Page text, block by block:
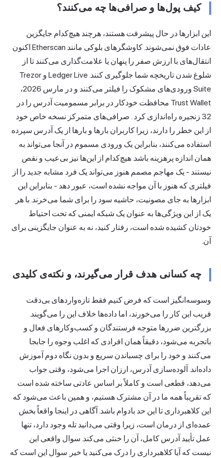
کیف پول‌ها و صرافی‌ها چه می‌کنند؟
این ابزارها در حال پیشرفت هستند، هرچند هیچ‌کدام جایگزین
عادات فوق نمی‌شوند. کاوشگرهای بلوکی مانند Etherscan اکنون
انتقال‌های با ارزش صفر را پنهان یا علامت‌گذاری می‌کنند تا از
شلوغ شدن تاریخچه شما جلوگیری کنند. Ledger Live و Trezor
Suite ورودی‌های مشکوک را فیلتر می‌کنند و در مارس 2026،
Trust Wallet محافظت خودکار در برابر مسمومیت آدرس را در
32 زنجیره راه‌اندازی کرد
. صرافی‌های متمرکز نسخه خاص خود
از این خطر را دارند، زیرا کاربران بارها و بارها از یک آدرس سپرده
استفاده می‌کنند، بنابراین یک ورودی مسموم در آنجا می‌تواند به
همان اندازه پرهزینه باشد. هیچ‌کدام از این‌ها نیز بی‌عیب و نقص
نیستند - یک مهاجم مصمم هنوز می‌تواند یک فرد مشابه جدید را از
فیلتری که هنوز با آن مواجه نشده است، عبور دهد - بنابراین این
ابزارها به جای مصونیت، حاشیه سود را برای شما می‌خرند. با هر
یک از این ویژگی‌ها به عنوان یک شبکه ایمنی که تحت احتیاط
خودتان کشیده شده است، رفتار کنید، نه به عنوان جایگزینی برای
آن.
چه کسانی هدف قرار می‌گیرند، و نکته‌ی کلیدی
وسوسه‌انگیز است که فرض کنیم فقط تازه‌واردهای بی‌دقت
فریب این کار را می‌خورند، اما داده‌ها خلاف این را می‌گویند.
بزرگترین ضررها متوجه فرستندگان و کسب‌وکارهای فعال و
باتجربه می‌شود، دقیقاً همان افرادی که اغلب وجوه را جابجا
می‌کنند و خود را برای چسباندن سریع و بدون نگاه دوم آموزش
داده‌اند. آلوده‌سازی آدرس، ارزان اجرا می‌شود، وقتی جواب
می‌دهد، قطعی است و کاملاً بر اساس عادتی ساخته شده است
که تقریباً همه ما در آن مشترک هستیم، و همین باعث می‌شود که
این کلاهبرداری تا این حد بادوام باشد. آگاهی در اینجا واقعاً بخش
عمده‌ای از درمان است، زیرا وقتی می‌دانید تله وجود دارد، تنها
عمل تأیید آدرس کامل، آن را خنثی می‌کند. سوال واقعی این
نیست که آیا کلاهبرداری را درک می‌کنید یا خیر. سوال این است که